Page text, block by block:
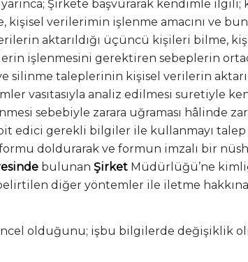
Şirkete başvurarak kendimle
verilerimin işlenme amacını ve
aktarıldığı üçüncü kişileri bilme,
işlenmesini gerektiren sebeplerin
taleplerinin kişisel verilerin
vasıtasıyla analiz edilmesi suretiyle
sebebiyle zarara uğraması hâlinde
edici gerekli bilgiler ile kullanmayı
doldurarak ve formun imzalı bir
bulunan Şirket Müdürlüğü’ne
diğer yöntemler ile iletme
olduğunu; işbu bilgilerde değişiklik